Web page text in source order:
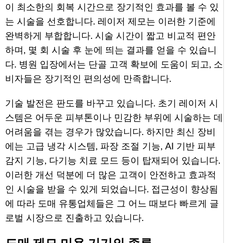
이 최소한의 회복 시간으로 장기적인 효과를 볼 수 있
는 시술을 선호합니다. 레이저 제모는 이러한 기준에
완벽하게 부합합니다. 시술 시간이 짧고 비교적 편안
하며, 몇 회 시술 후 눈에 띄는 결과를 얻을 수 있습니
다. 병원 입장에서는 단골 고객 확보에 도움이 되고, 소
비자들은 장기적인 편의성에 만족합니다.
기술 발전은 판도를 바꾸고 있습니다. 초기 레이저 시
스템은 어두운 피부톤이나 민감한 부위에 시술하는 데
어려움을 겪는 경우가 많았습니다. 하지만 최신 장비
에는 고급 냉각 시스템, 파장 조절 기능, AI 기반 피부
감지 기능, 다기능 치료 모드 등이 탑재되어 있습니다.
이러한 개선 덕분에 더 많은 고객이 안전하고 효과적
인 시술을 받을 수 있게 되었습니다. 접근성이 향상됨
에 따라 도매 유통업체들은 그 어느 때보다 빠르게 글
로벌 시장으로 진출하고 있습니다.